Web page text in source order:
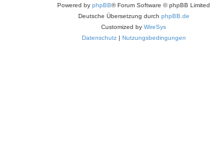
Powered by phpBB® Forum Software © phpBB Limited
Deutsche Übersetzung durch phpBB.de
Customized by WireSys
Datenschutz| Nutzungsbedingungen